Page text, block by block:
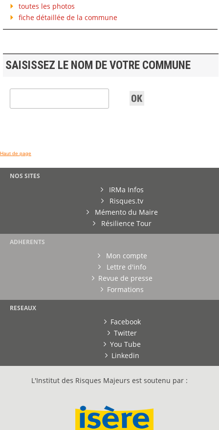
toutes les photos
fiche détaillée de la commune
SAISISSEZ LE NOM DE VOTRE COMMUNE
Haut de page
NOS SITES
IRMa Infos
Risques.tv
Mémento du Maire
Résilience Tour
ADHERENTS
Mon compte
Lettre d'info
Revue de presse
Formations
RESEAUX
Facebook
Twitter
You Tube
Linkedin
L'Institut des Risques Majeurs est soutenu par :